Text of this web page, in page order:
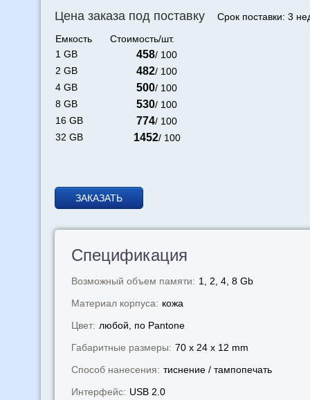
Цена заказа под поставку
Емкость
Стоимость/шт.
1 GB
458/ 100
2 GB
482/ 100
4 GB
500/ 100
8 GB
530/ 100
16 GB
774/ 100
32 GB
1452/ 100
Срок поставки: 3
ЗАКАЗАТЬ
Спецификация
Возможный объем памяти: 1, 2, 4, 8 Gb
Материал корпуса: кожа
Цвет: любой, по Pantone
Габаритные размеры: 70 x 24 x 12 mm
Способ нанесения: тиснение / тампопечать
Интерфейс: USB 2.0